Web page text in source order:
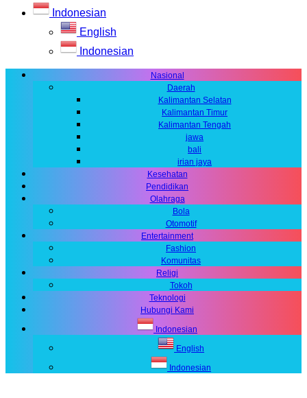
Indonesian
English
Indonesian
Nasional
Daerah
Kalimantan Selatan
Kalimantan Timur
Kalimantan Tengah
jawa
bali
irian jaya
Kesehatan
Pendidikan
Olahraga
Bola
Otomotif
Entertainment
Fashion
Komunitas
Religi
Tokoh
Teknologi
Hubungi Kami
Indonesian
English
Indonesian